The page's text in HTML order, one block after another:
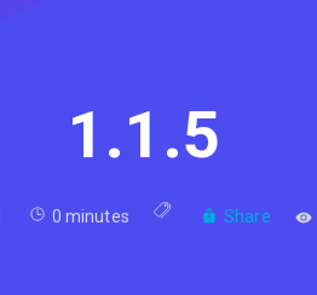
1.1.5
0 minutes Share